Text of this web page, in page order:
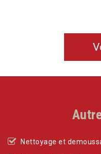
Nettoyage et